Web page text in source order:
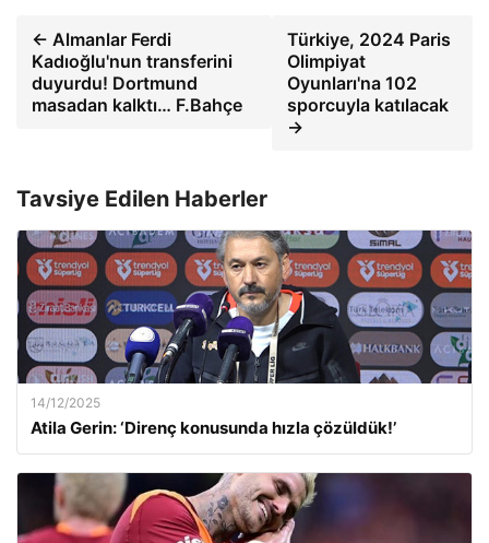
← Almanlar Ferdi
Kadıoğlu'nun transferini
duyurdu! Dortmund
masadan kalktı… F.Bahçe
Türkiye, 2024 Paris
Olimpiyat
Oyunları'na 102
sporcuyla katılacak
→
Tavsiye Edilen Haberler
14/12/2025
Atila Gerin: ‘Direnç konusunda hızla çözüldük!’